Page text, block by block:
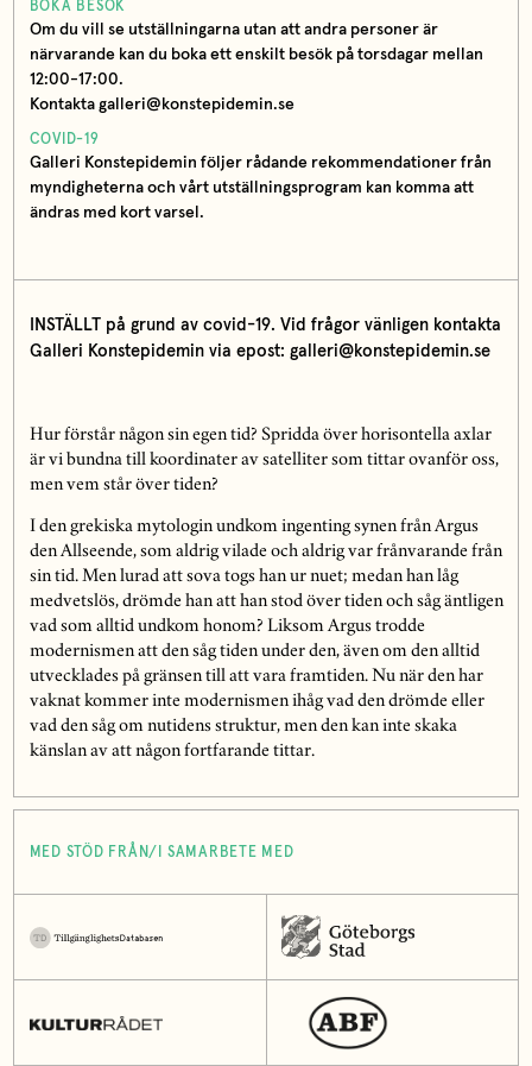
BOKA BESÖK
Om du vill se utställningarna utan att andra personer är
närvarande kan du boka ett enskilt besök på torsdagar mellan
12:00-17:00.
Kontakta galleri@konstepidemin.se
COVID-19
Galleri Konstepidemin följer rådande rekommendationer från
myndigheterna och vårt utställningsprogram kan komma att
ändras med kort varsel.
INSTÄLLT på grund av covid-19. Vid frågor vänligen kontakta
Galleri Konstepidemin via epost: galleri@konstepidemin.se
Hur förstår någon sin egen tid? Spridda över horisontella axlar
är vi bundna till koordinater av satelliter som tittar ovanför oss,
men vem står över tiden?
I den grekiska mytologin undkom ingenting synen från Argus
den Allseende, som aldrig vilade och aldrig var frånvarande från
sin tid. Men lurad att sova togs han ur nuet; medan han låg
medvetslös, drömde han att han stod över tiden och såg äntligen
vad som alltid undkom honom? Liksom Argus trodde
modernismen att den såg tiden under den, även om den alltid
utvecklades på gränsen till att vara framtiden. Nu när den har
vaknat kommer inte modernismen ihåg vad den drömde eller
vad den såg om nutidens struktur, men den kan inte skaka
känslan av att någon fortfarande tittar.
MED STÖD FRÅN/I SAMARBETE MED